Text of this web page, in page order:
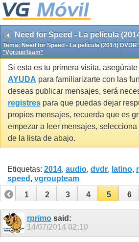
Tema: Need for Speed - La película (2014)
*VgroupTeam*
Si esta es tu primera visita,
AYUDA para familiarizarte con las
deseas publicar mensajes, será
registres para que puedas dejar
propios mensajes, recuerda que es
empezar a leer mensajes,
de la lista de abajo.
Etiquetas: 2014, audio, dvdr, latino,
speed , vgroupteam
1
2 3 4 5 6
13
rprimo said:
14/07/2014 02:10